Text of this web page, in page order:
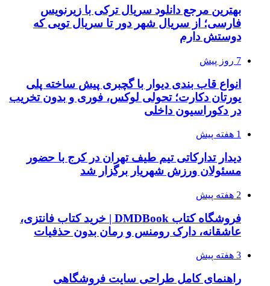
بهترین مرجع دانلود سریال ترکی با زیرنویس
فارسی؛ از سریال شهر دور تا سریال تویی که
دوستش دارم
7 روز پیش
انواع قاب بندی دیوار با گچبری پیش ساخته پلی
یورتان دکارت؛ تحولی لوکس، فوری و بدون تخریب
در دکوراسیون داخلی
1 هفته پیش
دیدار تدارکاتی تیم طیف تهران در کرج با حضور
مسئولان ورزش شهریار برگزار شد
2 هفته پیش
فروشگاه کتاب DMDBook | خرید کتاب فانتزی،
عاشقانه، دارک رومنس و رمان بدون حذفیات
3 هفته پیش
راهنمای کامل طراحی سایت فروشگاهی